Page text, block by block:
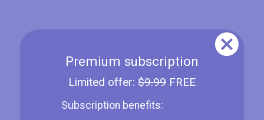
Premium subscription
Limited offer: $9.99FREE
Subscription benefits: